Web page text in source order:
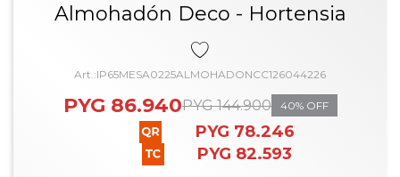
Almohadón Deco - Hortensia
IP65MESA0225ALMOHADONCC126044226
PYG 86.940PYG 144.900 40
PYG 78.246
PYG 82.593